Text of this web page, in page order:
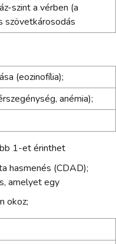
szint a vérben (a
szövetkárosodás
(eozinofília);
anémia);
1-et érinthet
hasmenés (CDAD);
amelyet egy
okoz;